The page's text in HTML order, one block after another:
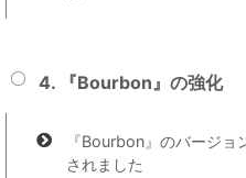
4. 『Bourbon』の強化
『Bourbon』のバージョ
されました